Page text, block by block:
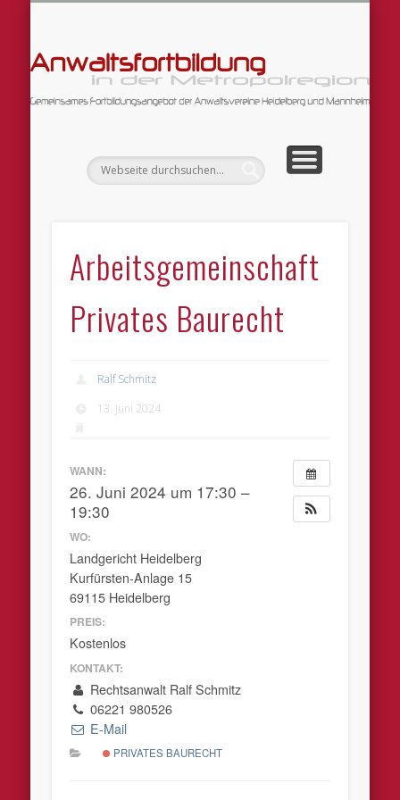
Arbeitsgemeinschaft
Privates Baurecht
Ralf Schmitz
13. Juni 2024
WANN:
26. Juni 2024 um 17:30 –
19:30
WO:
Landgericht Heidelberg
Kurfürsten-Anlage 15
69115 Heidelberg
PREIS:
Kostenlos
KONTAKT:
Rechtsanwalt Ralf Schmitz
06221 980526
E-Mail
PRIVATES BAURECHT